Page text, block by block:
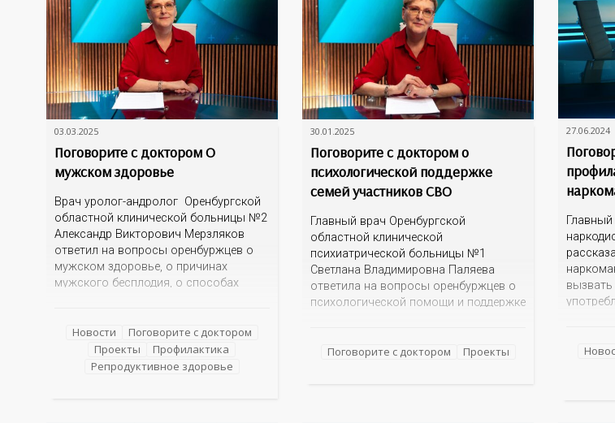
03.03.2025
Поговорите с доктором О
мужском здоровье
Врач уролог-андролог Оренбургской
областной клинической больницы №2
Александр Викторович Мерзляков
ответил на вопросы оренбуржцев о
мужском здоровье, о причинах
мужского бесплодия, о способах
Новости
Поговорите с доктором
Проекты
Профилактика
Репродуктивное здоровье
30.01.2025
Поговорите с доктором о
психологической поддержке
семей участников СВО
Главный врач Оренбургской
областной клинической
психиатрической больницы №1
Светлана Владимировна Паляева
ответила на вопросы оренбуржцев о
психологической помощи и поддержке
специальные кабинеты, куда могут
Поговорите с доктором Проекты
27.06.2024